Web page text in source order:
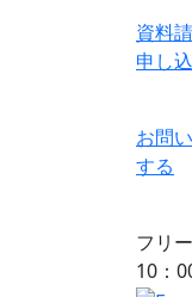
資料
申し
お問
する
フリ
10：